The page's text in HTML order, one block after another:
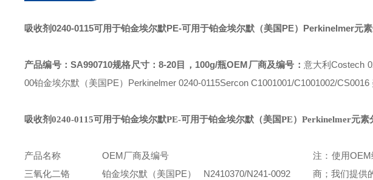
吸收剂0240-0115可用于铂金埃尔默PE-可用于铂金埃尔默（美国PE）Perkinelmer元
产品编号：SA990710规格尺寸：8-20目，100g/瓶OEM厂商及编号： 意大利Costech
00铂金埃尔默（美国PE）Perkinelmer 0240-0115Sercon C1001001/C1001002/CS0016
吸收剂0240-0115可用于铂金埃尔默PE-可用于铂金埃尔默（美国PE）Perkinelmer元素
产品名称
OEM厂商及编号
三氧化二铬
铂金埃尔默（美国PE） N2410370/N241-0092
注：使用
商；我们提供